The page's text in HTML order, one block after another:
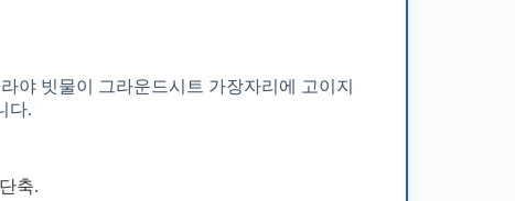
야 빗물이 그라운드시트 가장자리에 고이지
다.
축.